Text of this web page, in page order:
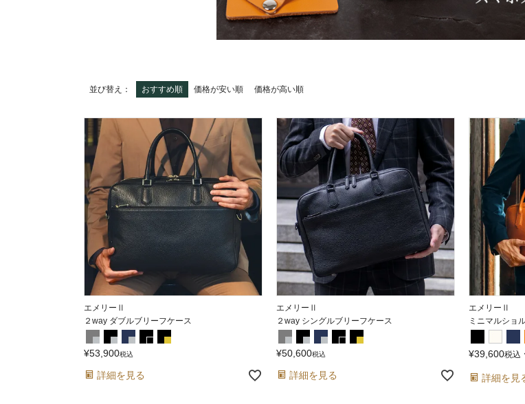
並び替え おすすめ順 価格が安い順 価格が高い順
エメリーⅡ
２way ダブルブリーフケース
¥53,900税込
詳細を見る
エメリーⅡ
２way シングルブリーフケース
¥50,600税込
詳細を見る
エメリーⅡ
ミニマルショ
¥39,600税込
詳細を見